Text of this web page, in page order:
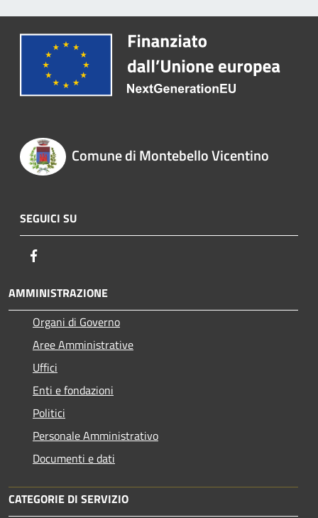
Comune di Montebello Vicentino
SEGUICI SU
AMMINISTRAZIONE
Organi di Governo
Aree Amministrative
Uffici
Enti e fondazioni
Politici
Personale Amministrativo
Documenti e dati
CATEGORIE DI SERVIZIO